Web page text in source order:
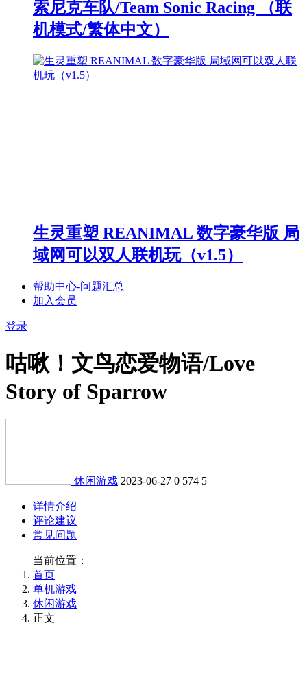
索尼克车队/Team Sonic Racing （联
机模式/繁体中文）
生灵重塑 REANIMAL 数字豪华版 局
域网可以双人联机玩（v1.5）
帮助中心-问题汇总
加入会员
登录
咕啾！文鸟恋爱物语/Love
Story of Sparrow
休闲游戏 2023-06-27 0 574 5
详情介绍
评论建议
常见问题
当前位置：
首页
单机游戏
休闲游戏
正文